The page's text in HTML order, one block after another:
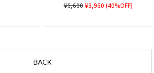
¥6,600¥3,960 (40%OFF)
BACK